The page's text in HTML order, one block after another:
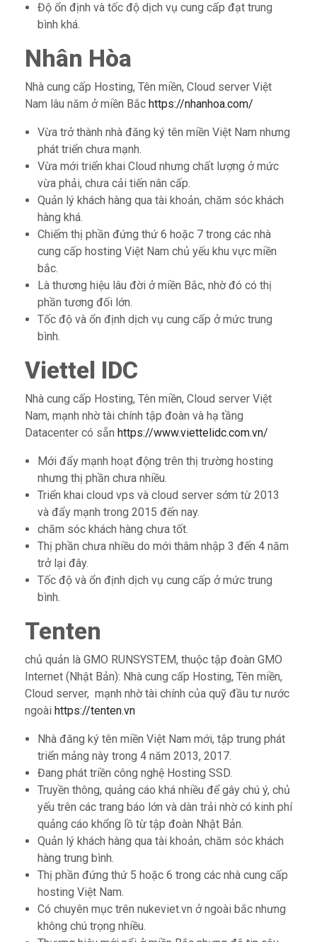
Độ ổn định và tốc độ dịch vụ cung cấp đạt trung
bình khá.
Nhân Hòa
Nhà cung cấp Hosting, Tên miền, Cloud server Việt
Nam lâu năm ở miền Bắc https://nhanhoa.com/
Vừa trở thành nhà đăng ký tên miền Việt Nam nhưng
phát triển chưa mạnh.
Vừa mới triển khai Cloud nhưng chất lượng ở mức
vừa phải, chưa cải tiến nân cấp.
Quản lý khách hàng qua tài khoản, chăm sóc khách
hàng khá.
Chiếm thị phần đứng thứ 6 hoặc 7 trong các nhà
cung cấp hosting Việt Nam chủ yếu khu vực miền
bắc.
Là thương hiệu lâu đời ở miền Bắc, nhờ đó có thị
phần tương đối lớn.
Tốc độ và ổn định dịch vụ cung cấp ở mức trung
bình.
Viettel IDC
Nhà cung cấp Hosting, Tên miền, Cloud server Việt
Nam, mạnh nhờ tài chính tập đoàn và hạ tầng
Datacenter có sẵn https://www.viettelidc.com.vn/
Mới đẩy mạnh hoạt động trên thị trường hosting
nhưng thị phần chưa nhiều.
Triển khai cloud vps và cloud server sớm từ 2013
và đẩy mạnh trong 2015 đến nay.
chăm sóc khách hàng chưa tốt.
Thị phần chưa nhiều do mới thâm nhập 3 đến 4 năm
trở lại đây.
Tốc độ và ổn định dịch vụ cung cấp ở mức trung
bình.
Tenten
chủ quản là GMO RUNSYSTEM, thuộc tập đoàn GMO
Internet (Nhật Bản): Nhà cung cấp Hosting, Tên miền,
Cloud server, mạnh nhờ tài chính của quỹ đầu tư nước
ngoài https://tenten.vn
Nhà đăng ký tên miền Việt Nam mới, tập trung phát
triển mảng này trong 4 năm 2013, 2017.
Đang phát triền công nghệ Hosting SSD.
Truyền thông, quảng cáo khá nhiều để gây chú ý, chủ
yếu trên các trang báo lớn và dàn trải nhờ có kinh phí
quảng cáo khổng lồ từ tập đoàn Nhật Bản.
Quản lý khách hàng qua tài khoản, chăm sóc khách
hàng trung bình.
Thị phần đứng thứ 5 hoặc 6 trong các nhà cung cấp
hosting Việt Nam.
Có chuyên mục trên nukeviet.vn ở ngoài bắc nhưng
không chú trọng nhiều.